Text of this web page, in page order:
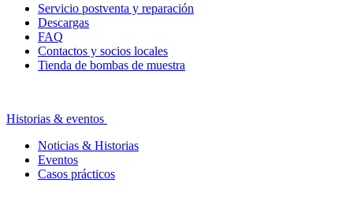
Servicio postventa y reparación
Descargas
FAQ
Contactos y socios locales
Tienda de bombas de muestra
Historias & eventos
Noticias & Historias
Eventos
Casos prácticos